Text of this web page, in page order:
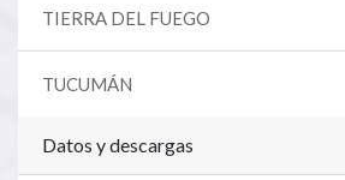
TIERRA DEL FUEGO
TUCUMÁN
Datos y descargas